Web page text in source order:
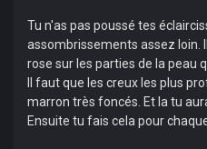
Tu n'as pas poussé tes
assombrissements assez loin.
rose sur les parties de la peau
Il faut que les creux les plus
marron très foncés. Et la tu
Ensuite tu fais cela pour